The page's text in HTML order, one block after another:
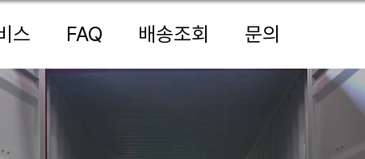
스 FAQ 배송조회 문의